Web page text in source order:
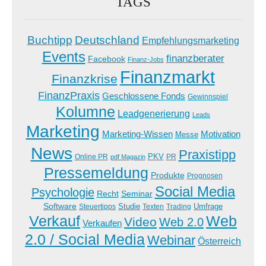
Buchtipp Deutschland Empfehlungsmarketing
Events Facebook Finanz-Jobs finanzberater
Finanzkrise Finanzmarkt
FinanzPraxis Geschlossene Fonds Gewinnspiel
Kolumne Leadgenerierung Leads
Marketing Marketing-Wissen Messe Motivation
News Online PR pdf Magazin PKV PR Praxistipp
Pressemeldung Produkte Prognosen
Psychologie Recht Seminar Social Media
Software Steuertipps Studie Texten Trading Umfrage
Verkauf Verkaufen Video Web 2.0Web
2.0 / Social MediaWebinar Österreich